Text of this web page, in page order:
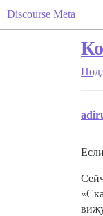
Discourse Meta